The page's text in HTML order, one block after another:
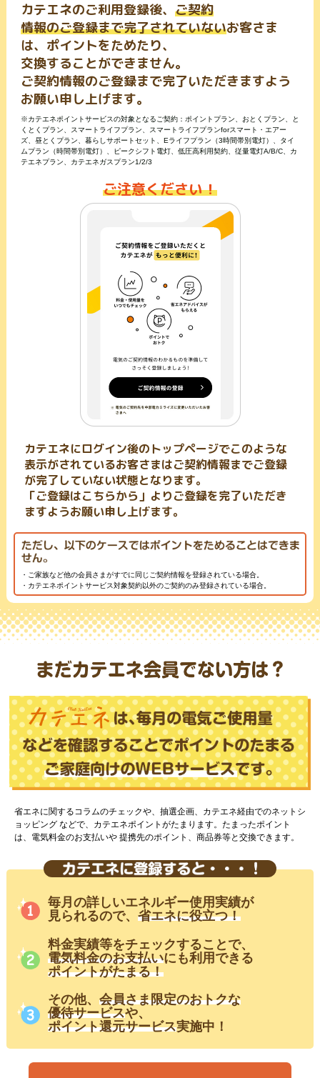
カテエネのご利用登録後、 ご契約
情報のご登録まで完了されていないお客さま
は、ポイントをためたり、
交換することができません。
ご契約情報のご登録まで完了いただきますよう
お願い申し上げます。
※カテエネポイントサービスの対象となるご契約：ポイントプラン、おとくプラン、と
くとくプラン、スマートライフプラン、スマートライフプランforスマート・エアー
ズ、昼とくプラン、暮らしサポートセット、Eライフプラン（3時間帯別電灯）、タイ
ムプラン（時間帯別電灯）、ピークシフト電灯、低圧高利用契約、従量電灯A/B/C、カ
テエネプラン、カテエネガスプラン1/2/3
ご注意ください！
カテエネにログイン後のトップページでこのような
表示がされているお客さまはご契約情報までご登録
が完了していない状態となります。
「ご登録はこちらから」よりご登録を完了いただき
ますようお願い申し上げます。
・ご家族など他の会員さまがすでに同じご契約情報を登録されている場合。
・カテエネポイントサービス対象契約以外のご契約のみ登録されている場合。
省エネに関するコラムのチェックや、抽選企画、カテエネ経由でのネットシ
ョッピング などで、カテエネポイントがたまります。たまったポイント
は、電気料金のお支払いや 提携先のポイント、商品券等と交換できます。
毎月の詳しいエネルギー使用実績が
見られるので、 省エネに役立つ！
料金実績等をチェックすることで、
電気料金のお支払いにも利用できる
ポイントがたまる！
その他、 会員さま限定のおトクな
優待サービスや、
ポイント還元サービス実施中！